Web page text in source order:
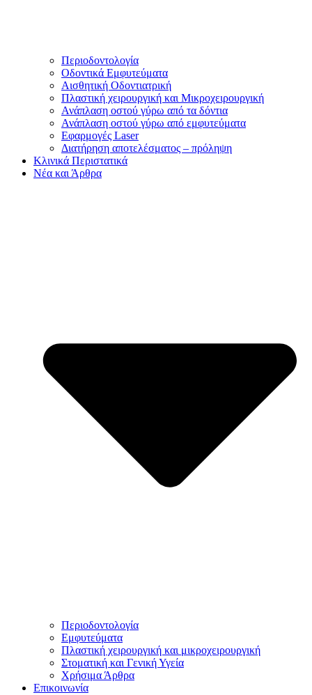
Περιοδοντολογία
Οδοντικά Εμφυτεύματα
Αισθητική Οδοντιατρική
Πλαστική χειρουργική και Μικροχειρουργική
Ανάπλαση οστού γύρω από τα δόντια
Ανάπλαση οστού γύρω από εμφυτεύματα
Εφαρμογές Laser
Διατήρηση αποτελέσματος – πρόληψη
Κλινικά Περιστατικά
Νέα και Άρθρα
Περιοδοντολογία
Εμφυτεύματα
Πλαστική χειρουργική και μικροχειρουργική
Στοματική και Γενική Υγεία
Χρήσιμα Άρθρα
Επικοινωνία